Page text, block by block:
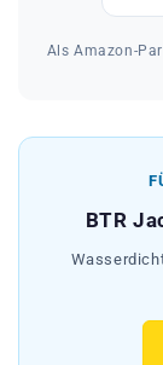
Als Amazon-
BTR